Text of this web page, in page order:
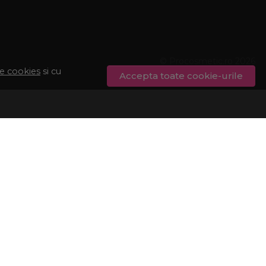
cookies si cu
Accepta toate cookie-urile